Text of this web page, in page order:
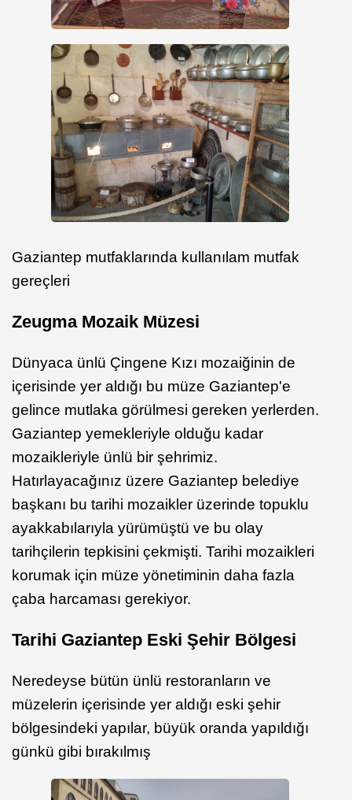
Gaziantep mutfaklarında kullanılam mutfak
gereçleri
Zeugma Mozaik Müzesi
Dünyaca ünlü Çingene Kızı mozaiğinin de
içerisinde yer aldığı bu müze Gaziantep'e
gelince mutlaka görülmesi gereken yerlerden.
Gaziantep yemekleriyle olduğu kadar
mozaikleriyle ünlü bir şehrimiz.
Hatırlayacağınız üzere Gaziantep belediye
başkanı bu tarihi mozaikler üzerinde topuklu
ayakkabılarıyla yürümüştü ve bu olay
tarihçilerin tepkisini çekmişti. Tarihi mozaikleri
korumak için müze yönetiminin daha fazla
çaba harcaması gerekiyor.
Tarihi Gaziantep Eski Şehir Bölgesi
Neredeyse bütün ünlü restoranların ve
müzelerin içerisinde yer aldığı eski şehir
bölgesindeki yapılar, büyük oranda yapıldığı
günkü gibi bırakılmış